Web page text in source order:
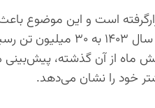
است و این موضوع
پیدا کند. برای مثال تولید فولاد در سال ۱۴۰۲، ۳۲
ماه از آن گذشته،
خود را نشان می‌دهد.